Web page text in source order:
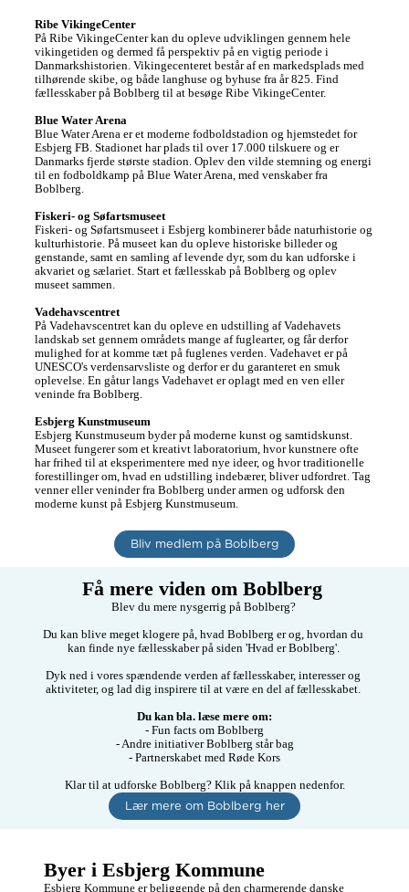
Ribe VikingeCenter
På Ribe VikingeCenter kan du opleve udviklingen gennem hele
vikingetiden og dermed få perspektiv på en vigtig periode i
Danmarkshistorien. Vikingecenteret består af en markedsplads med
tilhørende skibe, og både langhuse og byhuse fra år 825. Find
fællesskaber på Boblberg til at besøge Ribe VikingeCenter.
Blue Water Arena
Blue Water Arena er et moderne fodboldstadion og hjemstedet for
Esbjerg FB. Stadionet har plads til over 17.000 tilskuere og er
Danmarks fjerde største stadion. Oplev den vilde stemning og energi
til en fodboldkamp på Blue Water Arena, med venskaber fra
Boblberg.
Fiskeri- og Søfartsmuseet
Fiskeri- og Søfartsmuseet i Esbjerg kombinerer både naturhistorie og
kulturhistorie. På museet kan du opleve historiske billeder og
genstande, samt en samling af levende dyr, som du kan udforske i
akvariet og sælariet. Start et fællesskab på Boblberg og oplev
museet sammen.
Vadehavscentret
På Vadehavscentret kan du opleve en udstilling af Vadehavets
landskab set gennem områdets mange af fuglearter, og får derfor
mulighed for at komme tæt på fuglenes verden. Vadehavet er på
UNESCO's verdensarvsliste og derfor er du garanteret en smuk
oplevelse. En gåtur langs Vadehavet er oplagt med en ven eller
veninde fra Boblberg.
Esbjerg Kunstmuseum
Esbjerg Kunstmuseum byder på moderne kunst og samtidskunst.
Museet fungerer som et kreativt laboratorium, hvor kunstnere ofte
har frihed til at eksperimentere med nye ideer, og hvor traditionelle
forestillinger om, hvad en udstilling indebærer, bliver udfordret. Tag
venner eller veninder fra Boblberg under armen og udforsk den
moderne kunst på Esbjerg Kunstmuseum.
Bliv medlem på Boblberg
Få mere viden om Boblberg
Blev du mere nysgerrig på Boblberg?
Du kan blive meget klogere på, hvad Boblberg er og, hvordan du
kan finde nye fællesskaber på siden 'Hvad er Boblberg'.
Dyk ned i vores spændende verden af fællesskaber, interesser og
aktiviteter, og lad dig inspirere til at være en del af fællesskabet.
Du kan bla. læse mere om:
- Fun facts om Boblberg
- Andre initiativer Boblberg står bag
- Partnerskabet med Røde Kors
Klar til at udforske Boblberg? Klik på knappen nedenfor.
Lær mere om Boblberg her
Byer i Esbjerg Kommune
Esbjerg Kommune er beliggende på den charmerende danske